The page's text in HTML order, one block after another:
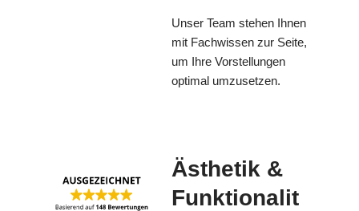
Unser Team stehen Ihnen
mit Fachwissen zur Seite,
um Ihre Vorstellungen
optimal umzusetzen.
Ästhetik &
Funktionalit